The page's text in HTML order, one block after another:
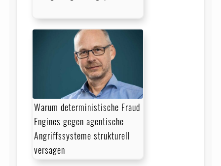
Warum deterministische Fraud
Engines gegen agentische
Angriffssysteme strukturell
versagen